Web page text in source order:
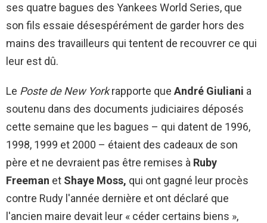
ses quatre bagues des Yankees World Series, que
son fils essaie désespérément de garder hors des
mains des travailleurs qui tentent de recouvrer ce qui
leur est dû.
Le Poste de New Yorkrapporte que André Giuliani a
soutenu dans des documents judiciaires déposés
cette semaine que les bagues – qui datent de 1996,
1998, 1999 et 2000 – étaient des cadeaux de son
père et ne devraient pas être remises à Ruby
Freeman et Shaye Moss, qui ont gagné leur procès
contre Rudy l'année dernière et ont déclaré que
l'ancien maire devait leur « céder certains biens »,